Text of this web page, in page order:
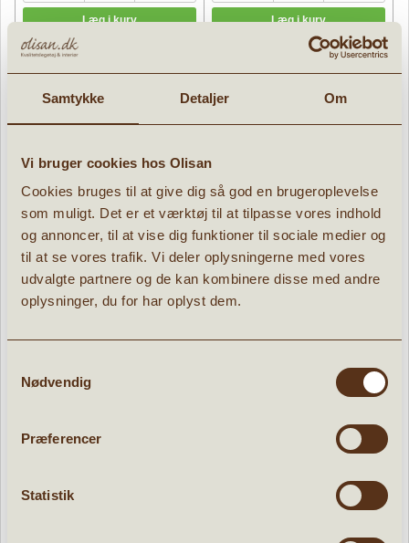
Samtykke Detaljer Om
Vi bruger cookies hos Olisan
Cookies bruges til at give dig så god en brugeroplevelse
som muligt. Det er et værktøj til at tilpasse vores indhold
og annoncer, til at vise dig funktioner til sociale medier og
til at se vores trafik. Vi deler oplysningerne med vores
udvalgte partnere og de kan kombinere disse med andre
oplysninger, du for har oplyst dem.
Nødvendig
Præferencer
Statistik
Great Pretenders Guld Fe 3 dele
4-6 år
239,96 kr.
Tilbud
Troldmands stav magisk
tryllestav
Tilbud
Tilbud